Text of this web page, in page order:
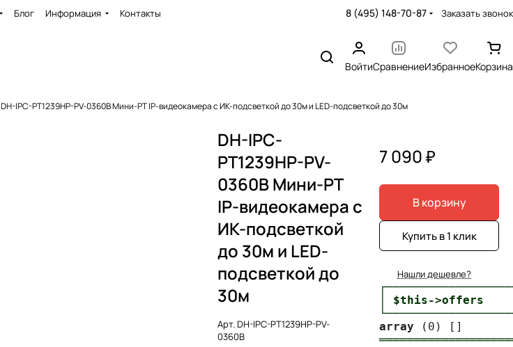
Блог Информация Контакты 8 (495) 148-70-87 Заказать звонок
ВойтиСравнениеИзбранноеКорзина
DH-IPC-PT1239HP-PV-0360B Мини-PT IP-видеокамера с ИК-подсветкой до 30м и LED-подсветкой до 30м
DH-IPC-
PT1239HP-PV-
0360B Мини-PT
IP-видеокамера с
ИК-подсветкой
до 30м и LED-
подсветкой до
30м
Арт.DH-IPC-PT1239HP-PV-
0360B
7 090 ₽
В корзину
Купить в 1 клик
Нашли дешевле?
│ $this-
array